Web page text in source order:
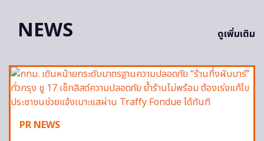
NEWS
ดูเพิ่มเติม
PR NEWS